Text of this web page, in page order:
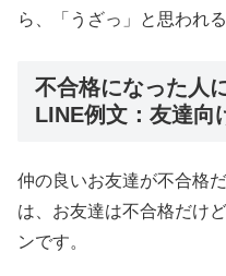
ら、「うざっ」と思われ
不合格になった人
LINE例文：友達
仲の良いお友達が不合格
は、お友達は不合格だけ
ンです。